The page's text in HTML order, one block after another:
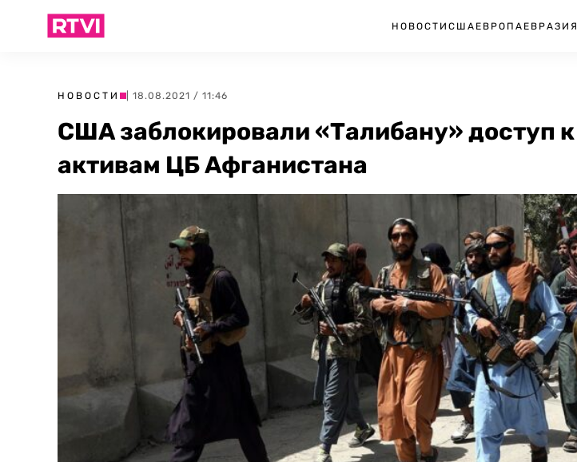
НОВОСТИ США ЕВРОПА ЕВРАЗИЯ
НОВОСТИ | 18.08.2021 / 11:46
США заблокировали «Талибану» доступ к
активам ЦБ Афганистана